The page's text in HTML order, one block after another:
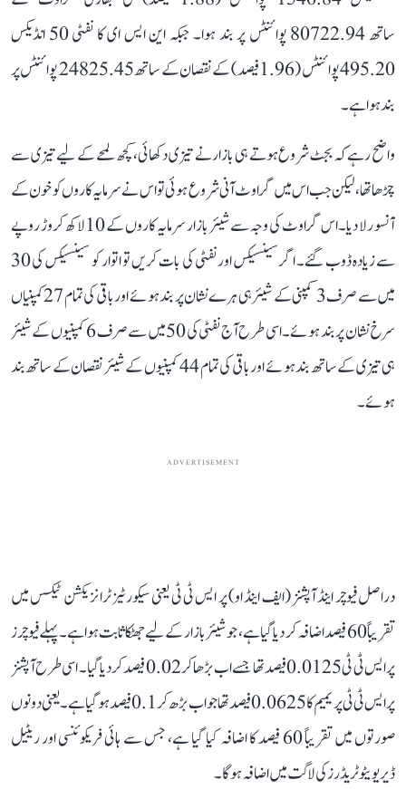
ساتھ 80722.94 پوائنٹس پر بند ہوا۔ جبکہ این ایس ای کا نفٹی 50 انڈیکس
495.20 پوائنٹس (1.96 فیصد) کے نقصان کے ساتھ 24825.45 پوائنٹس پر
بند ہوا ہے۔
واضح رہے کہ بجٹ شروع ہوتے ہی بازار نے تیزی دکھائی، کچھ لمحے کے لیے تیزی سے
چڑھا تھا، لیکن جب اس میں گراوٹ آنی شروع ہوئی تو اس نے سرمایہ کاروں کو خون کے
آنسو رلا دیا۔ اس گراوٹ کی وجہ سے شیئر بازار سرمایہ کاروں کے 10 لاکھ کروڑ روپے
سے زیادہ ڈوب گئے۔ اگر سینسیکس اور نفٹی کی بات کریں تو اتوار کو سینسیکس کی 30
میں سے صرف 3 کمپنی کے شیئر ہی ہرے نشان پر بند ہوئے اور باقی کی تمام 27 کمپنیاں
سرخ نشان پر بند ہوئے۔ اسی طرح آج نفٹی کی 50 میں سے صرف 6 کمپنیوں کے شیئر
ہی تیزی کے ساتھ بند ہوئے اور باقی کی تمام 44 کمپنیوں کے شیئر نقصان کے ساتھ بند
ہوئے۔
ADVERTISEMENT
دراصل فیوچر اینڈ آپشنز (ایف اینڈ او) پر ایس ٹی ٹی یعنی سیکورٹیز ٹرانزیکشن ٹیکس میں
تقریباً 60 فیصد اضافہ کر دیا گیا ہے، جو شیئر بازار کے لیے جھٹکا ثابت ہوا ہے۔ پہلے فیوچرز
پر ایس ٹی ٹی 0.0125 فیصد تھا جسے اب بڑھا کر 0.02 فیصد کر دیا گیا۔ اسی طرح آپشنز
پر ایس ٹی ٹی پریمیم کا 0.0625 فیصد تھا جو اب بڑھ کر 0.1 فیصد ہو گیا ہے۔ یعنی دونوں
صورتوں میں تقریباً 60 فیصد کا اضافہ کیا گیا ہے، جس سے ہائی فریکوئنسی اور ریٹیل
ڈیریویٹو ٹریڈرز کی لاگت میں اضافہ ہوگا۔